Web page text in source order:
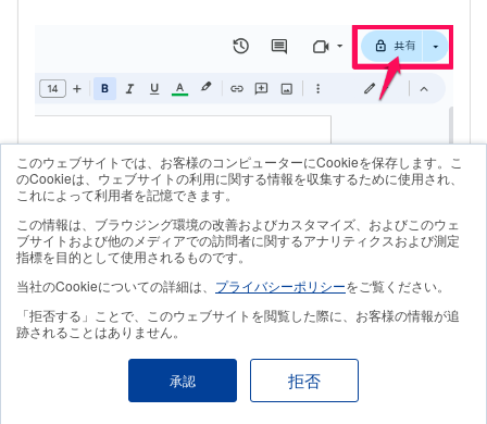
このウェブサイトでは、お客様のコンピューターにCookieを保存します。こ
のCookieは、ウェブサイトの利用に関する情報を収集するために使用され、
これによって利用者を記憶できます。
この情報は、ブラウジング環境の改善およびカスタマイズ、およびこのウェ
ブサイトおよび他のメディアでの訪問者に関するアナリティクスおよび測定
指標を目的として使用されるものです。
当社のCookieについての詳細は、 プライバシーポリシーをご覧ください。
「拒否する」ことで、このウェブサイトを閲覧した際に、お客様の情報が追
跡されることはありません。
承認 拒否